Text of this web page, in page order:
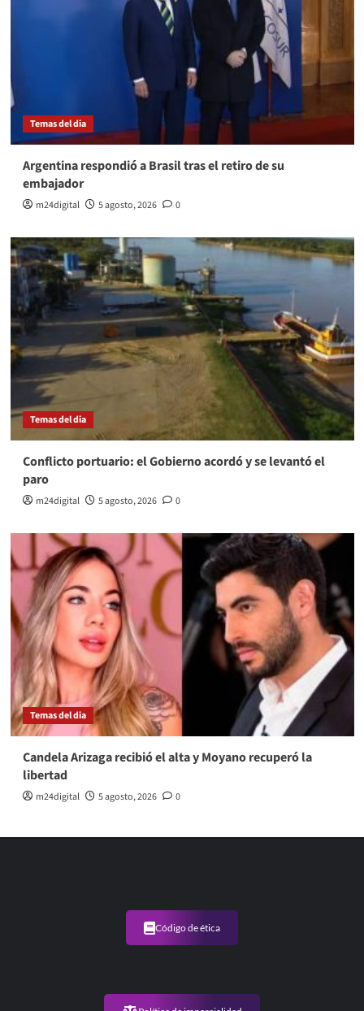
Temas del dia
Argentina respondió a Brasil tras el retiro de su
embajador
m24digital 5 agosto, 2026 0
Temas del dia
Conflicto portuario: el Gobierno acordó y se levantó el
paro
m24digital 5 agosto, 2026 0
Temas del dia
Candela Arizaga recibió el alta y Moyano recuperó la
libertad
m24digital 5 agosto, 2026 0
Código de ética